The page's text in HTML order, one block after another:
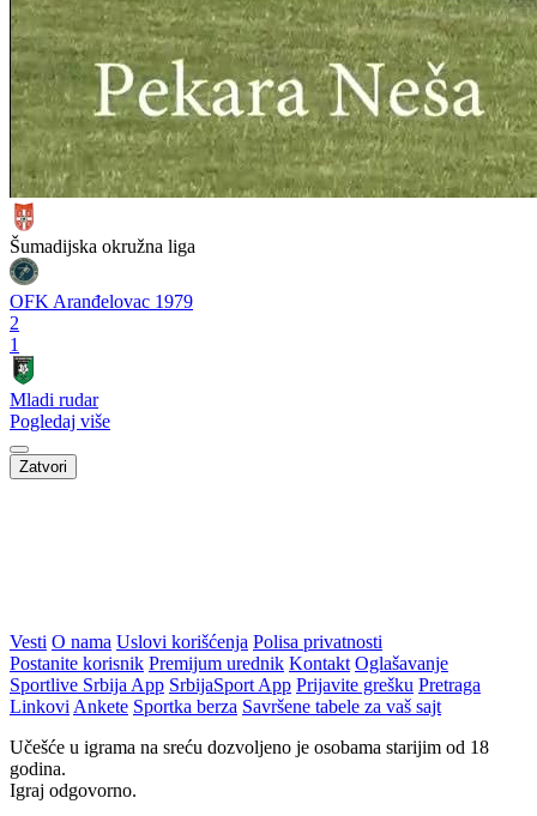
Šumadijska okružna liga
OFK Aranđelovac 1979
2
1
Mladi rudar
Pogledaj više
Zatvori
Vesti O nama Uslovi korišćenja Polisa privatnosti
Postanite korisnik Premijum urednik Kontakt Oglašavanje
Sportlive Srbija App SrbijaSport App Prijavite grešku Pretraga
Linkovi Ankete Sportka berza Savršene tabele za vaš sajt
Učešće u igrama na sreću dozvoljeno je osobama starijim od 18
godina.
Igraj odgovorno.